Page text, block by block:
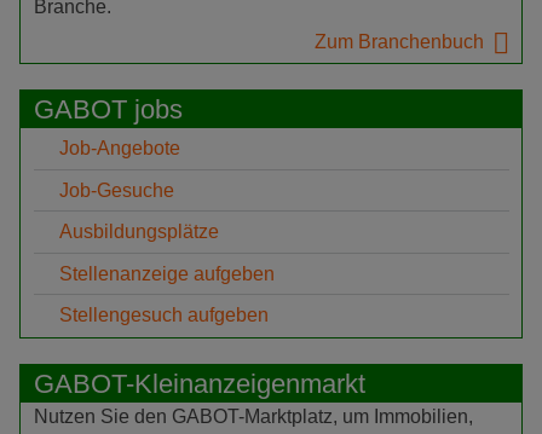
Branche.
Zum Branchenbuch
GABOT jobs
Job-Angebote
Job-Gesuche
Ausbildungsplätze
Stellenanzeige aufgeben
Stellengesuch aufgeben
GABOT-Kleinanzeigenmarkt
Nutzen Sie den GABOT-Marktplatz, um Immobilien,